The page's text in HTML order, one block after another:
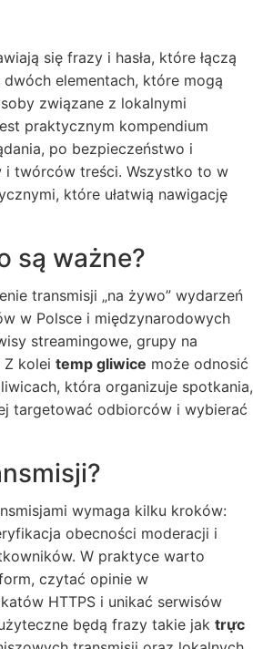
się frazy i hasła, które łączą
elementach, które mogą
związane z lokalnymi
praktycznym kompendium
po bezpieczeństwo i
i twórców treści. Wszystko to w
które ułatwią nawigację
są ważne?
transmisji „na żywo” wydarzeń
w Polsce i międzynarodowych
streamingowe, grupy na
Z kolei temp gliwice może odnosić
która organizuje spotkania,
targetować odbiorców i wybierać
wymaga kilku kroków:
obecności moderacji i
W praktyce warto
czytać opinie w
HTTPS i unikać serwisów
będą frazy takie jak trực